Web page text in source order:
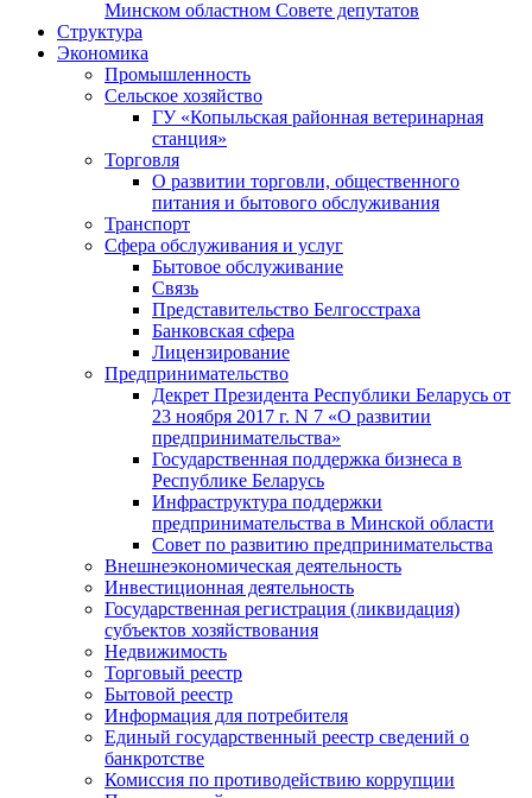
Минском областном Совете депутатов
Структура
Экономика
Промышленность
Сельское хозяйство
ГУ «Копыльская районная ветеринарная
станция»
Торговля
О развитии торговли, общественного
питания и бытового обслуживания
Транспорт
Сфера обслуживания и услуг
Бытовое обслуживание
Связь
Представительство Белгосстраха
Банковская сфера
Лицензирование
Предпринимательство
Декрет Президента Республики Беларусь от
23 ноября 2017 г. N 7 «О развитии
предпринимательства»
Государственная поддержка бизнеса в
Республике Беларусь
Инфраструктура поддержки
предпринимательства в Минской области
Совет по развитию предпринимательства
Внешнеэкономическая деятельность
Инвестиционная деятельность
Государственная регистрация (ликвидация)
субъектов хозяйствования
Недвижимость
Торговый реестр
Бытовой реестр
Информация для потребителя
Единый государственный реестр сведений о
банкротстве
Комиссия по противодействию коррупции